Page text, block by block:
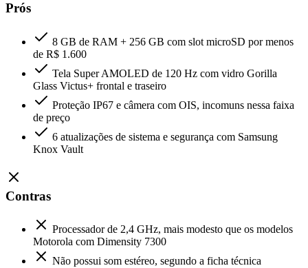
Prós
8 GB de RAM + 256 GB com slot microSD por menos
de R$ 1.600
Tela Super AMOLED de 120 Hz com vidro Gorilla
Glass Victus+ frontal e traseiro
Proteção IP67 e câmera com OIS, incomuns nessa faixa
de preço
6 atualizações de sistema e segurança com Samsung
Knox Vault
Contras
Processador de 2,4 GHz, mais modesto que os modelos
Motorola com Dimensity 7300
Não possui som estéreo, segundo a ficha técnica